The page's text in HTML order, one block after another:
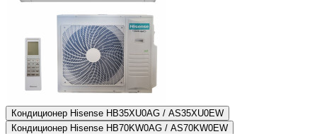
Кондиционер Hisense HB35XU0AG / AS35XU0EW
Кондиционер Hisense HB70KW0AG / AS70KW0EW